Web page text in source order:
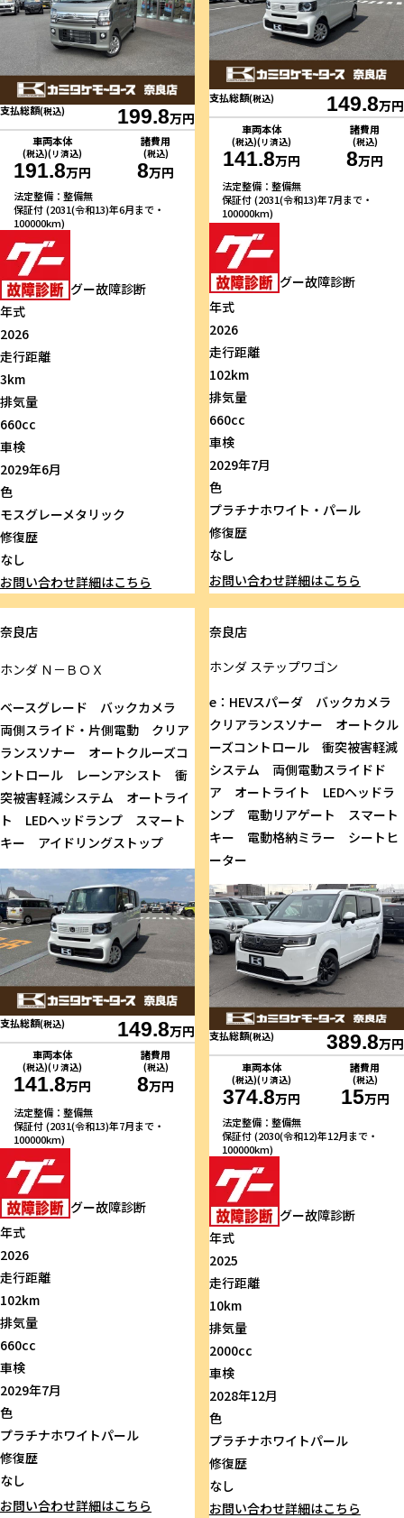
支払総額(税込) 199.8万円
車両本体
(税込)(リ済込)
191.8万円
諸費用
(税込)
8万円
法定整備：整備無
保証付 (2031(令和13)年6月まで・
100000km)
グー故障診断
年式
2026
走行距離
3km
排気量
660cc
車検
2029年6月
色
モスグレーメタリック
修復歴
なし
お問い合わせ詳細はこちら
支払総額(税込) 149.8万円
車両本体
(税込)(リ済込)
141.8万円
諸費用
(税込)
8万円
法定整備：整備無
保証付 (2031(令和13)年7月まで・
100000km)
グー故障診断
年式
2026
走行距離
102km
排気量
660cc
車検
2029年7月
色
プラチナホワイト・パール
修復歴
なし
お問い合わせ詳細はこちら
奈良店
ホンダ Ｎ－ＢＯＸ
ベースグレード バックカメラ
両側スライド・片側電動 クリア
ランスソナー オートクルーズコ
ントロール レーンアシスト 衝
突被害軽減システム オートライ
ト LEDヘッドランプ スマート
キー アイドリングストップ
支払総額(税込) 149.8万円
車両本体
(税込)(リ済込)
141.8万円
諸費用
(税込)
8万円
法定整備：整備無
保証付 (2031(令和13)年7月まで・
100000km)
グー故障診断
年式
2026
走行距離
102km
排気量
660cc
車検
2029年7月
色
プラチナホワイトパール
修復歴
なし
お問い合わせ詳細はこちら
奈良店
ホンダステップワゴン
e：HEVスパーダ バックカメラ
クリアランスソナー オートクル
ーズコントロール 衝突被害軽減
システム 両側電動スライドド
ア オートライト LEDヘッドラ
ンプ 電動リアゲート スマート
キー 電動格納ミラー シートヒ
ーター
支払総額(税込) 389.8万円
車両本体
(税込)(リ済込)
374.8万円
諸費用
(税込)
15万円
法定整備：整備無
保証付 (2030(令和12)年12月まで・
100000km)
グー故障診断
年式
2025
走行距離
10km
排気量
2000cc
車検
2028年12月
色
プラチナホワイトパール
修復歴
なし
お問い合わせ詳細はこちら